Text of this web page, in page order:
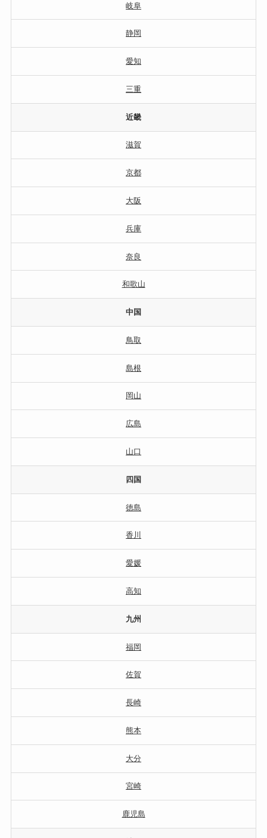
岐阜
静岡
愛知
三重
近畿
滋賀
京都
大阪
兵庫
奈良
和歌山
中国
鳥取
島根
岡山
広島
山口
四国
徳島
香川
愛媛
高知
九州
福岡
佐賀
長崎
熊本
大分
宮崎
鹿児島